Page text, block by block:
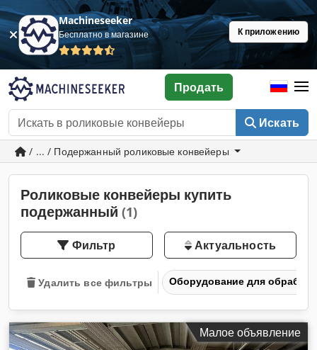
Machineseeker
Бесплатно в магазине К приложению
Искать
Продать
/ ... / Подержанный роликовые конвейеры
Роликовые конвейеры купить
подержанный (1)
Фильтр Актуальность
Удалить все фильтры Оборудование для
Малое объявление